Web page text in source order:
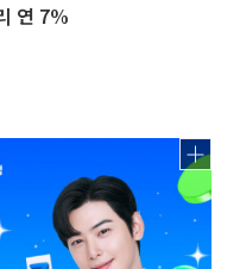
연 7%